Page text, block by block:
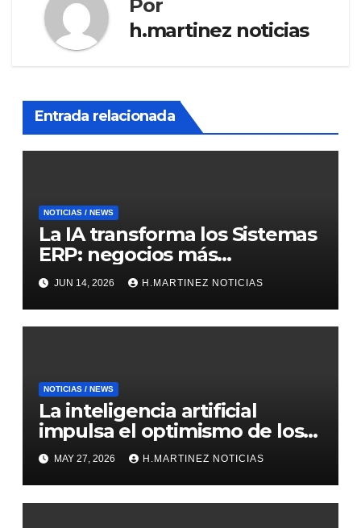
Por
h.martinez noticias
Entrada relacionada
NOTICIAS / NEWS
La IA transforma los Sistemas
ERP: negocios más
inteligentes, predictivos y
eficientes
JUN 14, 2026 H.MARTINEZ NOTICIAS
NOTICIAS / NEWS
La inteligencia artificial
impulsa el optimismo de los
mercados internacionales
MAY 27, 2026 H.MARTINEZ NOTICIAS